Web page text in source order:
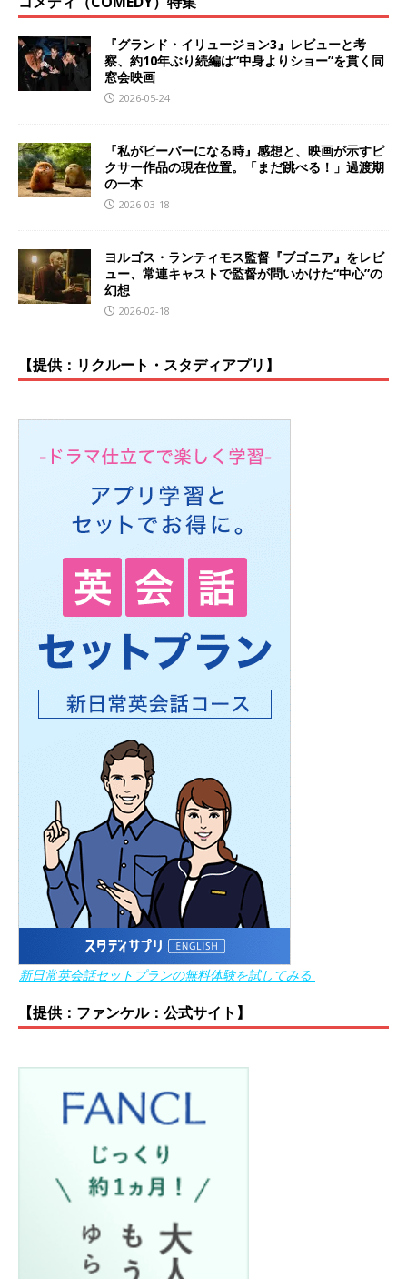
『グランド・イリュージョン3』レビューと考
察、約10年ぶり続編は“中身よりショー”を貫く同
窓会映画
2026-05-24
『私がビーバーになる時』感想と、映画が示すピ
クサー作品の現在位置。「まだ跳べる！」過渡期
の一本
2026-03-18
ヨルゴス・ランティモス監督『ブゴニア』をレビ
ュー、常連キャストで監督が問いかけた“中心”の
幻想
2026-02-18
【提供：リクルート・スタディアプリ】
新日常英会話セットプランの無料体験を試してみる
【提供：ファンケル：公式サイト】